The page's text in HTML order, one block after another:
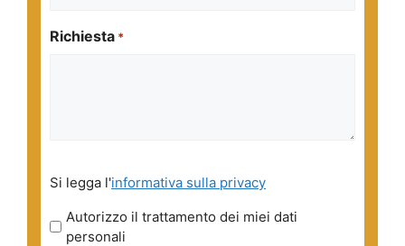
Richiesta *
legga
l'informativa
sulla
Si legga l'informativa sulla privacy
Autorizzo il trattamento dei miei dati
personali